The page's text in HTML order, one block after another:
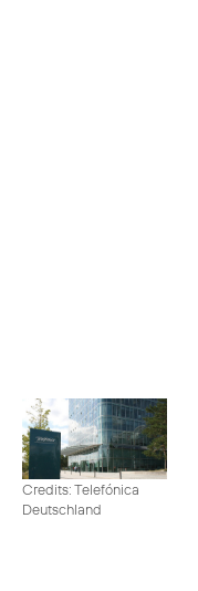
Credits: Telefónica
Deutschland